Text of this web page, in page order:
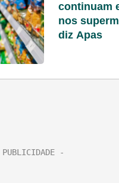
continuam
nos
diz Apas